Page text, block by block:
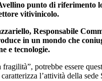
punto di riferimento
vitivinicolo.
Responsabile
in un mondo che
e tecnologie.
fragilità”, potrebbe essere
l’attività della